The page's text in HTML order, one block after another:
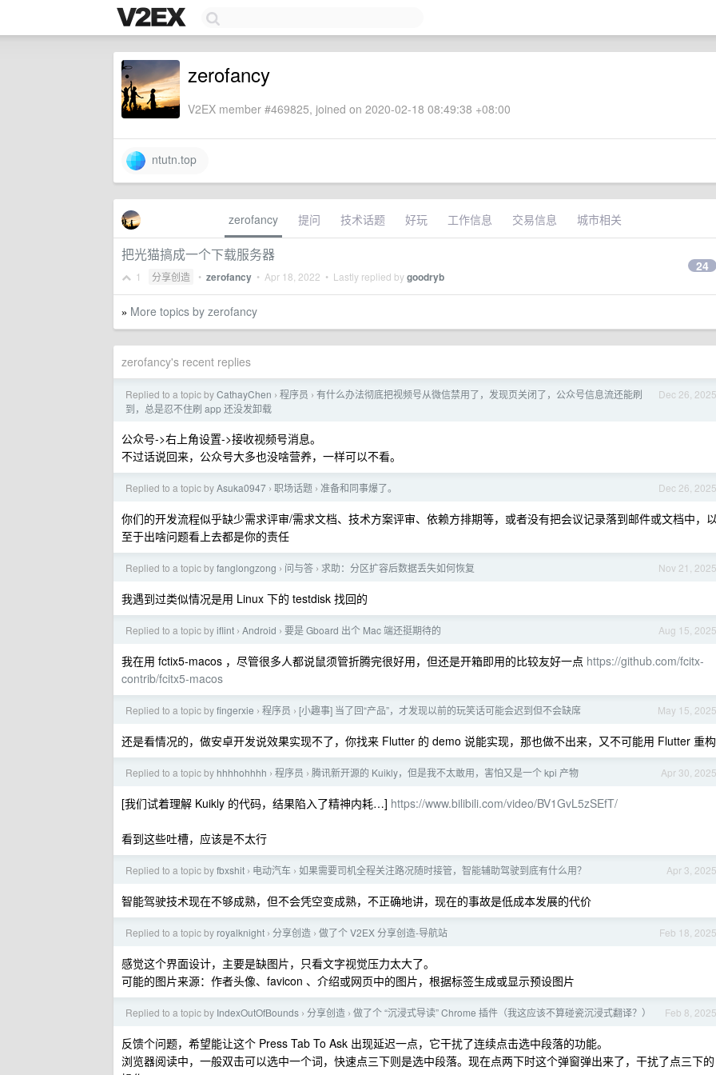
zerofancy
V2EX member #469825, joined on 2020-02-18 08:49:38 +08:00
ntutn.top
zerofancy 提问 技术话题 好玩 工作信息 交易信息 城市相关
把光猫搞成一个下载服务器
1 分享创造 • zerofancy • Apr 18, 2022 • Lastly replied bygoodryb
24
» More topics by zerofancy
zerofancy's recent replies
Dec 26, 2025
Replied to a topic byCathayChen › 程序员 › 有什么办法彻底把视频号从微信禁用了，发现页关闭了，公众号信息流还能刷
到，总是忍不住刷 app 还没发卸载
公众号->右上角设置->接收视频号消息。
不过话说回来，公众号大多也没啥营养，一样可以不看。
Dec 26, 2025
Replied to a topic byAsuka0947 › 职场话题 › 准备和同事爆了。
你们的开发流程似乎缺少需求评审/需求文档、技术方案评审、依赖方排期等，或者没有把会议记录落到邮件或文档中，以
至于出啥问题看上去都是你的责任
Nov 21, 2025
Replied to a topic byfanglongzong › 问与答 › 求助：分区扩容后数据丢失如何恢复
我遇到过类似情况是用 Linux 下的 testdisk 找回的
Aug 15, 2025
Replied to a topic byiflint › Android › 要是 Gboard 出个 Mac 端还挺期待的
我在用 fctix5-macos ，尽管很多人都说鼠须管折腾完很好用，但还是开箱即用的比较友好一点 https://github.com/fcitx-
contrib/fcitx5-macos
May 15, 2025
Replied to a topic byfingerxie › 程序员 › [小趣事] 当了回“产品”，才发现以前的玩笑话可能会迟到但不会缺席
还是看情况的，做安卓开发说效果实现不了，你找来 Flutter 的 demo 说能实现，那也做不出来，又不可能用 Flutter 重构
Apr 30, 2025
Replied to a topic by hhhhohhhh › 程序员 › 腾讯新开源的 Kuikly，但是我不太敢用，害怕又是一个 kpi 产物
[我们试着理解 Kuikly 的代码，结果陷入了精神内耗…] https://www.bilibili.com/video/BV1GvL5zSEfT/
看到这些吐槽，应该是不太行
Apr 3, 2025
Replied to a topic byfbxshit › 电动汽车 › 如果需要司机全程关注路况随时接管，智能辅助驾驶到底有什么用？
智能驾驶技术现在不够成熟，但不会凭空变成熟，不正确地讲，现在的事故是低成本发展的代价
Feb 18, 2025
Replied to a topic by royalknight › 分享创造 › 做了个 V2EX 分享创造-导航站
感觉这个界面设计，主要是缺图片，只看文字视觉压力太大了。
可能的图片来源：作者头像、favicon 、介绍或网页中的图片，根据标签生成或显示预设图片
Feb 8, 2025
Replied to a topic by IndexOutOfBounds › 分享创造 › 做了个 “沉浸式导读” Chrome 插件（我这应该不算碰瓷沉浸式翻译？）
反馈个问题，希望能让这个 Press Tab To Ask 出现延迟一点，它干扰了连续点击选中段落的功能。
浏览器阅读中，一般双击可以选中一个词，快速点三下则是选中段落。现在点两下时这个弹窗弹出来了，干扰了点三下的